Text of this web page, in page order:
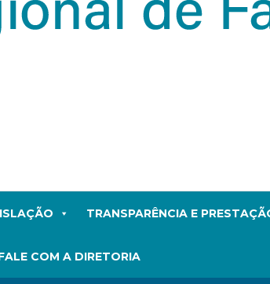
TRANSPARÊNCIA E
COM A DIRETORIA